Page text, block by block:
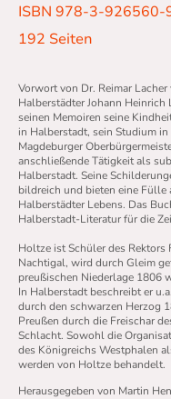
ISBN 978-3-926560-
192 Seiten
Vorwort von Dr. Reimar
Halberstädter Johann
seinen Memoiren seine
in Halberstadt, sein Studium
Magdeburger
anschließende Tätigkeit als
Halberstadt. Seine
bildreich und bieten eine Fülle
Halberstädter Lebens. Das
Halberstadt-Literatur für die
Holtze ist Schüler des Rektors
Nachtigal, wird durch Gleim
preußischen Niederlage 1806
In Halberstadt beschreibt er
durch den schwarzen Herzog
Preußen durch die Freischar
Schlacht. Sowohl die
des Königreichs Westphalen
werden von Holtze behandelt.
Herausgegeben von Martin